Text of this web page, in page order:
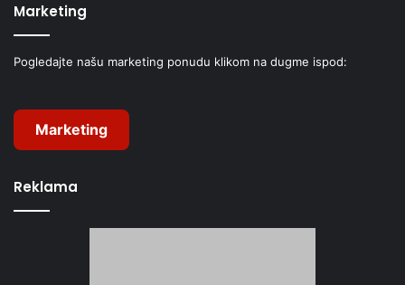
Marketing
Pogledajte našu marketing ponudu klikom na dugme ispod:
Marketing
Reklama